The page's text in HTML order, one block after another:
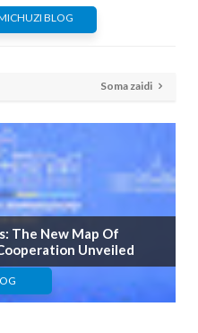
BLOG
Soma zaidi
The New Map Of
Unveiled